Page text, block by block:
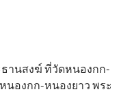
านสงฆ์ ที่วัดหนองกก-
นองกก-หนองยาว พระ